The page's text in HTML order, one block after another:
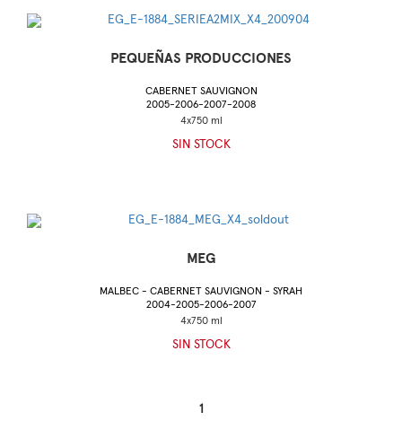
PEQUEÑAS PRODUCCIONES
CABERNET SAUVIGNON
2005-2006-2007-2008
SIN STOCK
MEG
MALBEC - CABERNET SAUVIGNON - SYRAH
2004-2005-2006-2007
SIN STOCK
1